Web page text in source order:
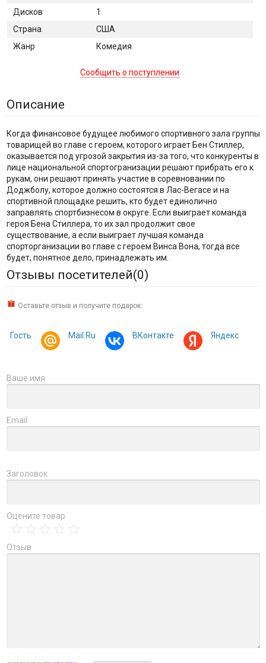
Дисков
1
Страна
США
Жанр
Комедия
Сообщить о поступлении
Описание
Когда финансовое будущее любимого спортивного зала группы
товарищей во главе с героем, которого играет Бен Стиллер,
оказывается под угрозой закрытия из-за того, что конкуренты в
лице национальной спортогранизации решают прибрать его к
рукам, они решают принять участие в соревновании по
Доджболу, которое должно состоятся в Лас-Вегасе и на
спортивной площадке решить, кто будет единолично
заправлять спортбизнесом в округе. Если выиграет команда
героя Бена Стиллера, то их зал продолжит свое
существование, а если выиграет лучшая команда
спорторганизации во главе с героем Винса Вона, тогда все
будет, понятное дело, принадлежать им.
Отзывы посетителей(0)
Оставьте отзыв и получите подарок:
Гость Mail.Ru ВКонтакте Яндекс
Ваше имя
Email
Заголовок
Оцените товар
Отзыв